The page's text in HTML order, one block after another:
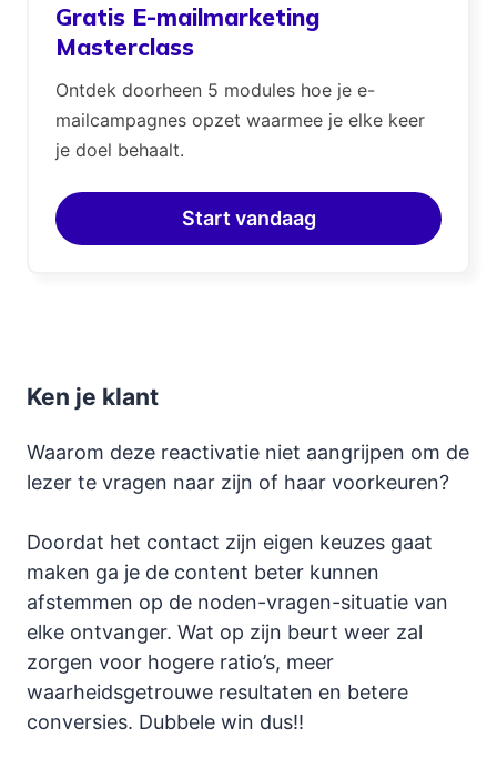
Gratis E-mailmarketing
Masterclass
Ontdek doorheen 5 modules hoe je e-
mailcampagnes opzet waarmee je elke keer
je doel behaalt.
Start vandaag
Ken je klant
Waarom deze reactivatie niet aangrijpen om de
lezer te vragen naar zijn of haar voorkeuren?
Doordat het contact zijn eigen keuzes gaat
maken ga je de content beter kunnen
afstemmen op de noden-vragen-situatie van
elke ontvanger. Wat op zijn beurt weer zal
zorgen voor hogere ratio’s, meer
waarheidsgetrouwe resultaten en betere
conversies. Dubbele win dus!!